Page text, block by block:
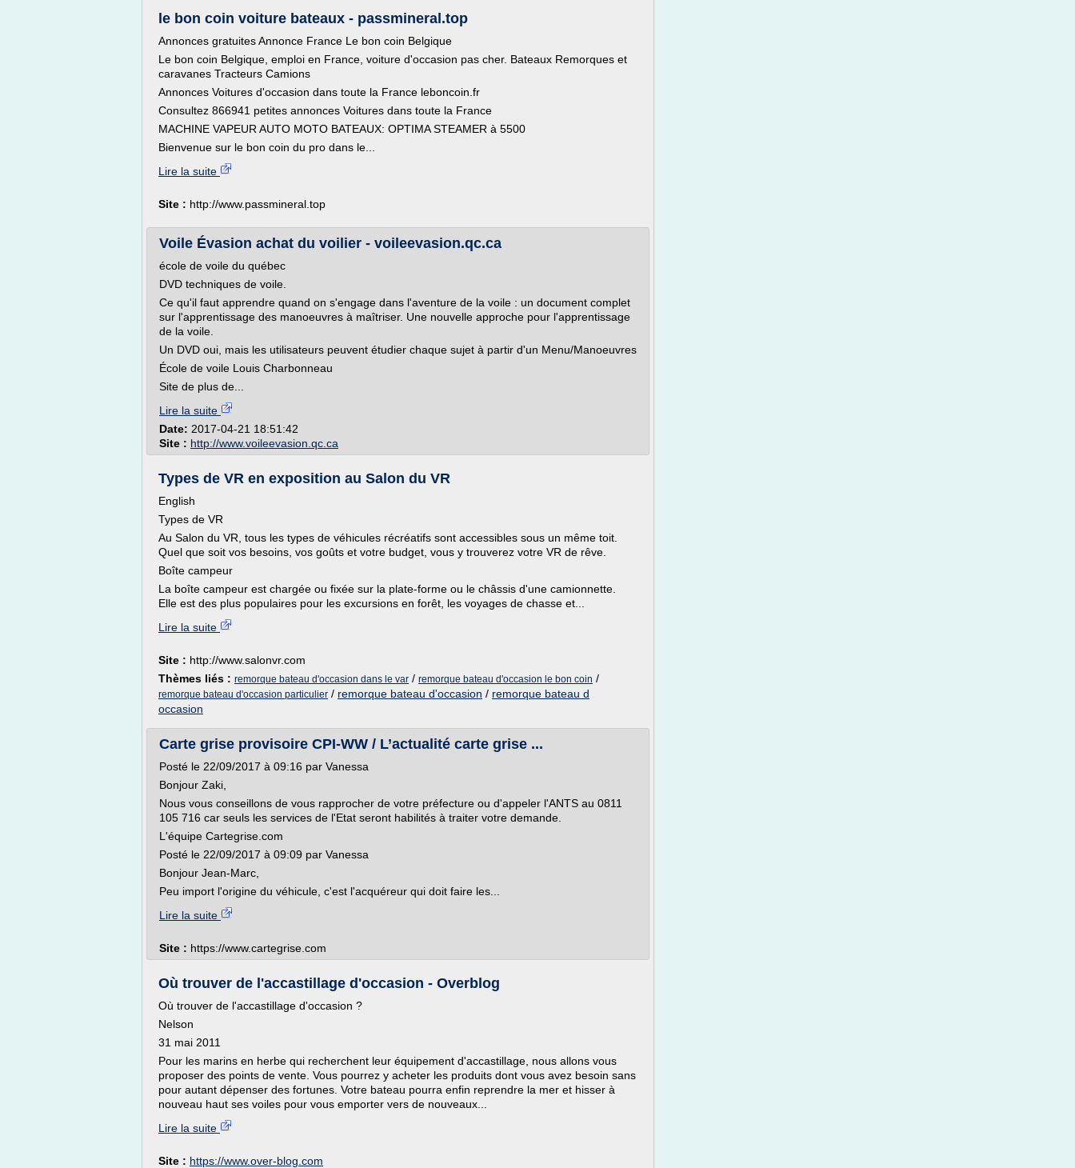
le bon coin voiture bateaux - passmineral.top
Annonces gratuites Annonce France Le bon coin Belgique
Le bon coin Belgique, emploi en France, voiture d'occasion pas cher. Bateaux Remorques et
caravanes Tracteurs Camions
Annonces Voitures d'occasion dans toute la France leboncoin.fr
Consultez 866941 petites annonces Voitures dans toute la France
MACHINE VAPEUR AUTO MOTO BATEAUX: OPTIMA STEAMER à 5500
Bienvenue sur le bon coin du pro dans le...
Lire la suite
Site : http://www.passmineral.top
Voile Évasion achat du voilier - voileevasion.qc.ca
école de voile du québec
DVD techniques de voile.
Ce qu'il faut apprendre quand on s'engage dans l'aventure de la voile : un document complet
sur l'apprentissage des manoeuvres à maîtriser. Une nouvelle approche pour l'apprentissage
de la voile.
Un DVD oui, mais les utilisateurs peuvent étudier chaque sujet à partir d'un Menu/Manoeuvres
École de voile Louis Charbonneau
Site de plus de...
Lire la suite
Date: 2017-04-21 18:51:42
Site : http://www.voileevasion.qc.ca
Types de VR en exposition au Salon du VR
English
Types de VR
Au Salon du VR, tous les types de véhicules récréatifs sont accessibles sous un même toit.
Quel que soit vos besoins, vos goûts et votre budget, vous y trouverez votre VR de rêve.
Boîte campeur
La boîte campeur est chargée ou fixée sur la plate-forme ou le châssis d'une camionnette.
Elle est des plus populaires pour les excursions en forêt, les voyages de chasse et...
Lire la suite
Site : http://www.salonvr.com
Thèmes liés : remorque bateau d'occasion dans le var / remorque bateau d'occasion le bon coin /
remorque bateau d'occasion particulier / remorque bateau d'occasion / remorque bateau d
occasion
Carte grise provisoire CPI-WW / L’actualité carte grise ...
Posté le 22/09/2017 à 09:16 par Vanessa
Bonjour Zaki,
Nous vous conseillons de vous rapprocher de votre préfecture ou d'appeler l'ANTS au 0811
105 716 car seuls les services de l'Etat seront habilités à traiter votre demande.
L'équipe Cartegrise.com
Posté le 22/09/2017 à 09:09 par Vanessa
Bonjour Jean-Marc,
Peu import l'origine du véhicule, c'est l'acquéreur qui doit faire les...
Lire la suite
Site : https://www.cartegrise.com
Où trouver de l'accastillage d'occasion - Overblog
Où trouver de l'accastillage d'occasion ?
Nelson
31 mai 2011
Pour les marins en herbe qui recherchent leur équipement d'accastillage, nous allons vous
proposer des points de vente. Vous pourrez y acheter les produits dont vous avez besoin sans
pour autant dépenser des fortunes. Votre bateau pourra enfin reprendre la mer et hisser à
nouveau haut ses voiles pour vous emporter vers de nouveaux...
Lire la suite
Site : https://www.over-blog.com